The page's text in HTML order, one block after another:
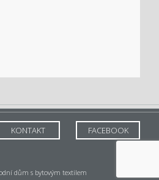
KONTAKT FACEBOOK
dům s bytovým textilem